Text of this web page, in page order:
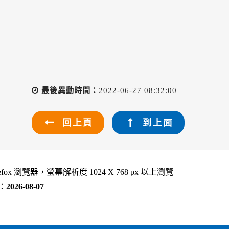
最後異動時間： 2022-06-27 08:32:00
回上頁 到上面
瀏覽器，螢幕解析度 1024 X 768 px 以上瀏覽
2026-08-07